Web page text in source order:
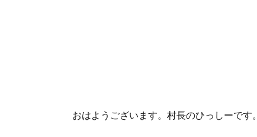
おはようございます。村長のひっしーです。